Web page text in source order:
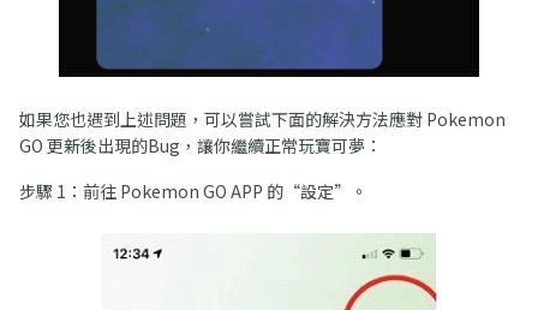
如果您也遇到上述問題，可以嘗試下面的解決方法應對 Pokemon
GO 更新後出現的Bug，讓你繼續正常玩寶可夢：
步驟 1：前往 Pokemon GO APP 的“設定”。